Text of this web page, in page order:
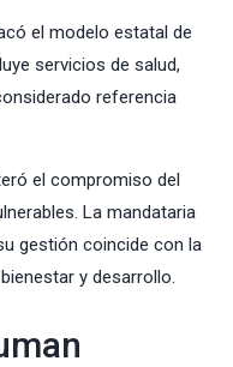
el modelo estatal de
servicios de salud,
referencia
el compromiso del
La mandataria
gestión coincide con la
y desarrollo.